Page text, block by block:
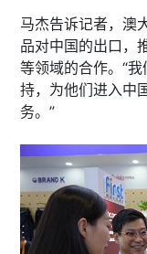
马杰告诉记者，澳
品对中国的出口，
等领域的合作。“
持，为他们进入中
务。”